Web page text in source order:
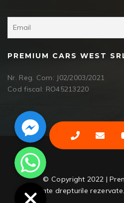
PREMIUM CARS WEST
Nr. Reg. Com: J02/2003/2021
Cod fiscal: RO45213220
© Copyright 2022 |
Toate drepturile rezervate.
Facebook Messenger
WhatsApp